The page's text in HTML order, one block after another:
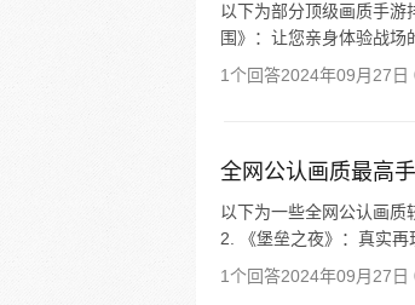
以下为部分顶级画质手
围》：让您亲身体验战场
1个回答2024年09月27日
全网公认画质最高
以下为一些全网公认画质
2. 《堡垒之夜》：真实再
1个回答2024年09月27日